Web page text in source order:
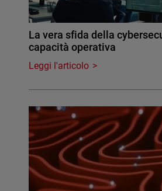
La vera sfida della
capacità operativa
Leggi l'articolo